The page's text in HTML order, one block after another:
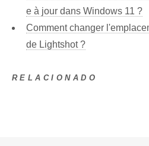
e à jour dans Windows 11 ?
Comment changer
de Lightshot ?
RELACIONADO